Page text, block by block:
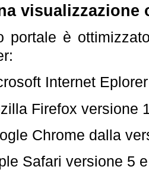
visualizzazione
portale è
Internet
Firefox versione
Chrome dalla
Safari versione 5